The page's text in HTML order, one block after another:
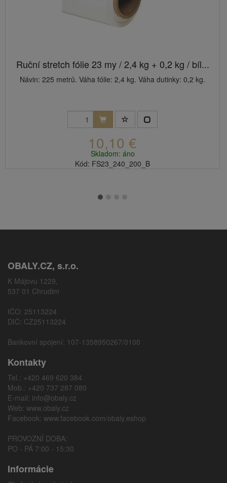
Ruční stretch fólie 23 my / 2,4 kg + 0,2 kg / bíl...
Návin: 225 metrů. Váha fólie: 2,4 kg. Váha dutinky: 0,2 kg.
10,10 €
Skladom: áno
Kód: FS23_240_200_B
OBALY.CZ, s.r.o.
K Májovu 1229,
537 01 Chrudim
IČO: 25113224
DIČ: CZ25113224
Bankovní spojení: 107-1358950267/0100
Kontakty
Tel.: +420 469 620 384
Mob.: +420 737 287 080
E-mail: info@obaly.cz
Web: www.obaly.cz
Facebook: www.facebook.com/obaly.eshop
PROVOZNÍ DOBA:
PO - PÁ 7:00 - 15:30
Informácie